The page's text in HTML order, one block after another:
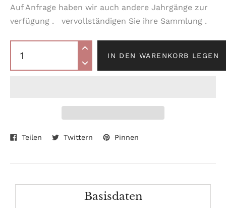
Auf Anfrage haben wir auch andere Jahrgänge zur
verfügung . vervollständigen Sie ihre Sammlung .
IN DEN WARENKORB LEGEN
Produkt
zum
Teilen Auf
Facebook
Twittern Auf
Twitter
Pinnen
Basisdaten